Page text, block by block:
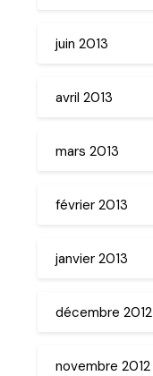
juin 2013
avril 2013
mars 2013
février 2013
janvier 2013
décembre 2012
novembre 2012